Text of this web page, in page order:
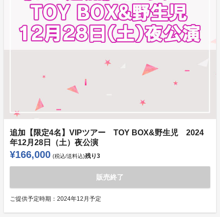
追加【限定4名】VIPツアー TOY BOX&野生児 2024
年12月28日（土）夜公演
¥166,000 (税込/送料込)残り3
販売終了
ご提供予定時期： 2024年12月予定